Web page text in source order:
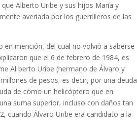
Alberto Uribe y sus hijos María y
averiada por los guerrilleros de las
en mención, del cual no volvió a saberse
que el 6 de febrero de 1984, es
Al­ berto Uribe (hermano de Álvaro y
de pesos, es decir, por una deuda
de cómo un helicóptero que en
suma superior, incluso con daños tan
cuando Álvaro Uribe era candidato a la